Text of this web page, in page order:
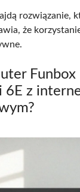
rozwiązanie,
że
Funbox
6E z